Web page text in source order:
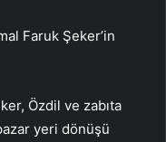
Faruk Şeker’in
Özdil ve zabıta
yeri dönüşü